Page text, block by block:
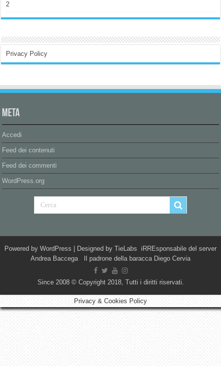
2
Privacy Policy
Meta
Accedi
Feed dei contenuti
Feed dei commenti
WordPress.org
Powered by WordPress | Designed by TieLabs iRREsponsabile del server
Andrea Baccega Il padrone della baracca Diego Cervia
Since 2008 © Copyright 2018, Tutti i diritti riservati.
Privacy & Cookies Policy